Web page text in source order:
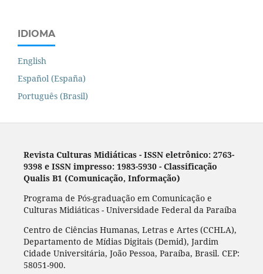
IDIOMA
English
Español (España)
Português (Brasil)
Revista Culturas Midiáticas - ISSN eletrônico: 2763-
9398 e ISSN impresso: 1983-5930 - Classificação
Qualis B1 (Comunicação, Informação)
Programa de Pós-graduação em Comunicação e
Culturas Midiáticas - Universidade Federal da Paraíba
Centro de Ciências Humanas, Letras e Artes (CCHLA),
Departamento de Mídias Digitais (Demid), Jardim
Cidade Universitária, João Pessoa, Paraíba, Brasil. CEP:
58051-900.